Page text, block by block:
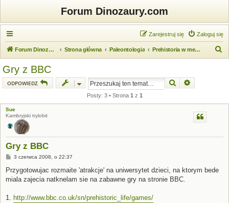
Forum Dinozaury.com
Zaloguj się
Zarejestruj się
Forum Dinozaury.com Strona główna Paleontologia Prehistoria w mediach
Gry z BBC
ODPOWIEDZ Szukaj
Posty: 3 • Strona 1 z 1
Sue
Kambryjski trylobit
Gry z BBC
P
s
3 czerwca 2008, o 22:37
Przygotowujac rozmaite 'atrakcje' na uniwersytet dzieci, na ktorym bede
miala zajecia natknelam sie na zabawne gry na stronie BBC.
1. http://www.bbc.co.uk/sn/prehistoric_life/games/